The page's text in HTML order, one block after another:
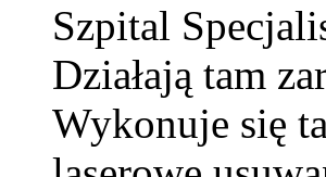
Szpital
Działają tam
Wykonuje się